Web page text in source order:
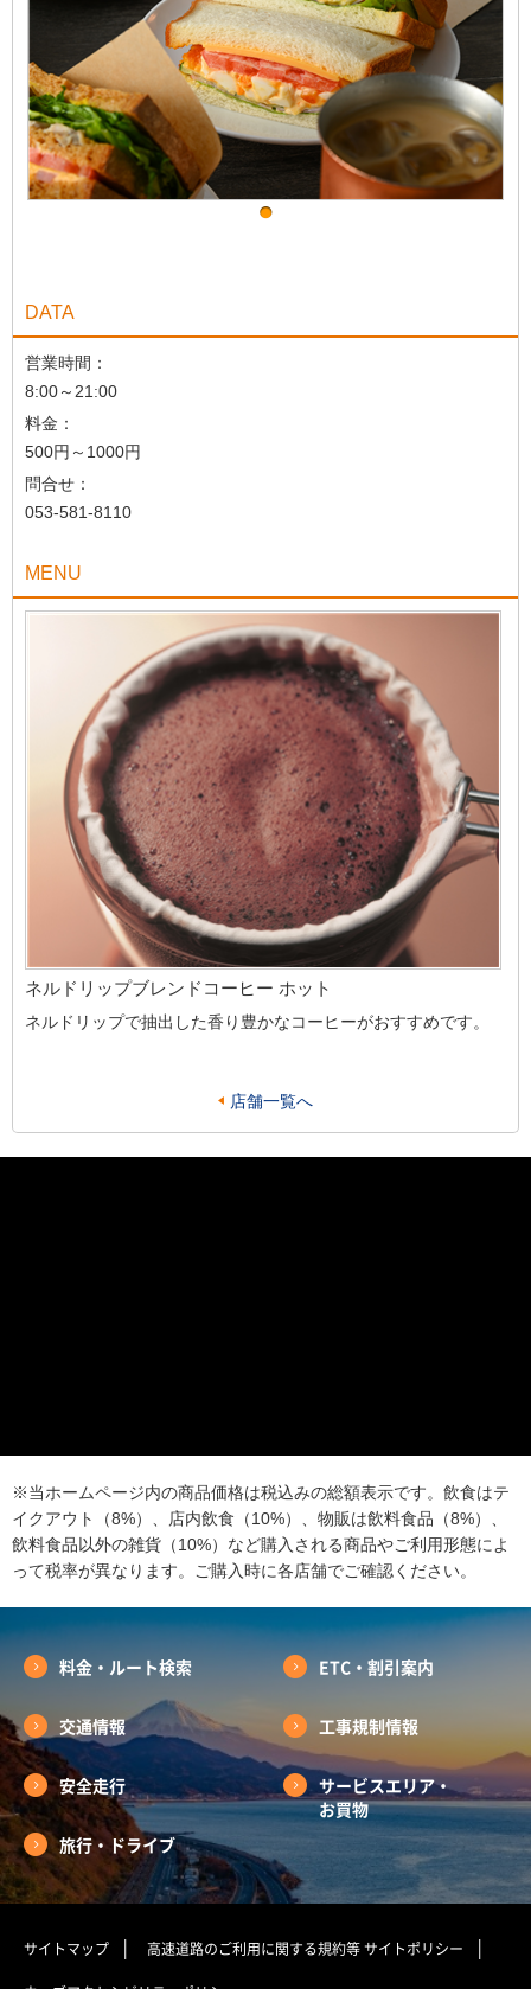
DATA
営業時間：
8:00～21:00
料金：
500円～1000円
問合せ：
053-581-8110
MENU
ネルドリップブレンドコーヒー ホット
ネルドリップで抽出した香り豊かなコーヒーがおすすめです。
店舗一覧へ
※当ホームページ内の商品価格は税込みの総額表示です。飲食はテ
イクアウト（8%）、店内飲食（10%）、物販は飲料食品（8%）、
飲料食品以外の雑貨（10%）など購入される商品やご利用形態によ
って税率が異なります。ご購入時に各店舗でご確認ください。
料金・ルート検索 ETC・割引案内
交通情報 工事規制情報
安全走行
サービスエリア・
お買物
旅行・ドライブ
サイトマップ 高速道路のご利用に関する規約等サイトポリシー